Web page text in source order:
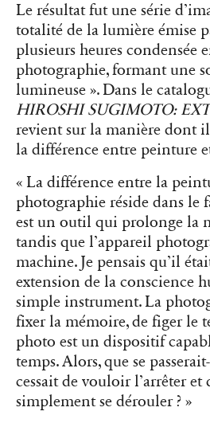
Le résultat fut une série
totalité de la lumière émise
plusieurs heures condensée
photographie, formant une
lumineuse ». Dans le
HIROSHI SUGIMOTO:
revient sur la manière dont
la différence entre peinture
« La différence entre la
photographie réside dans le
est un outil qui prolonge la
tandis que l’appareil
machine. Je pensais qu’il
extension de la conscience
simple instrument. La
fixer la mémoire, de figer le
photo est un dispositif
temps. Alors, que se
cessait de vouloir l’arrêter et
simplement se dérouler ? »